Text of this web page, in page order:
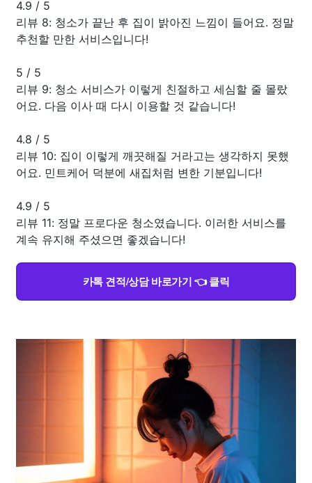
4.9 / 5
리뷰 8: 청소가 끝난 후 집이 밝아진 느낌이 들어요. 정말
추천할 만한 서비스입니다!
5 / 5
리뷰 9: 청소 서비스가 이렇게 친절하고 세심할 줄 몰랐
어요. 다음 이사 때 다시 이용할 것 같습니다!
4.8 / 5
리뷰 10: 집이 이렇게 깨끗해질 거라고는 생각하지 못했
어요. 민트케어 덕분에 새집처럼 변한 기분입니다!
4.9 / 5
리뷰 11: 정말 프로다운 청소였습니다. 이러한 서비스를
계속 유지해 주셨으면 좋겠습니다!
카톡 견적/상담 바로가기 👈 클릭